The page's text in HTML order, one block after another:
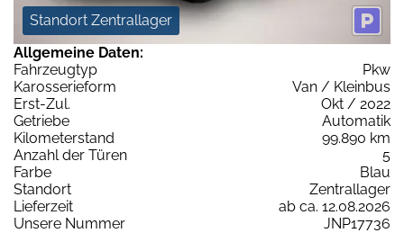
Standort Zentrallager
Allgemeine Daten:
Fahrzeugtyp
Pkw
Karosserieform
Van / Kleinbus
Erst-Zul.
Okt / 2022
Getriebe
Automatik
Kilometerstand
99.890 km
Anzahl der Türen
5
Farbe
Blau
Standort
Zentrallager
Lieferzeit
ab ca. 12.08.2026
Unsere Nummer
JNP17736